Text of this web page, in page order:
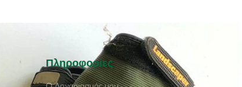
Πληροφορίες